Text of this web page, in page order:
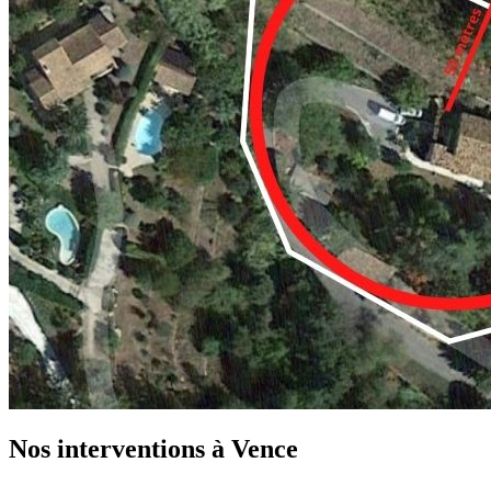
Nos interventions à Vence